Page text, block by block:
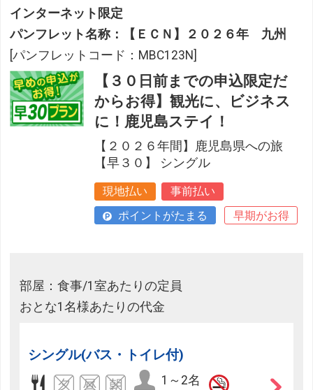
インターネット限定
パンフレット名称：【ＥＣＮ】２０２６年 九州
[パンフレットコード：MBC123N]
【３０日前までの申込限定だ
からお得】観光に、ビジネス
に！鹿児島ステイ！
【２０２６年間】鹿児島県への旅
【早３０】 シングル
現地払い
事前払い
ポイントがたまる
早期がお得
部屋：食事/1室あたりの定員
おとな1名様あたりの代金
シングル(バス・トイレ付)
1～2名